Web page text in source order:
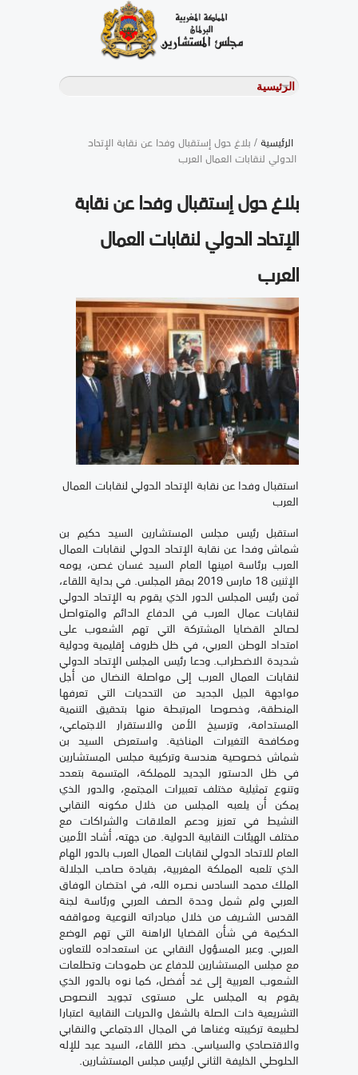
الرئيسية/ بلاغ حول إستقبال وفدا عن نقابة الإتحاد
الدولي لنقابات العمال العرب
بلاغ حول إستقبال وفدا عن نقابة
الإتحاد الدولي لنقابات العمال
العرب
استقبال وفدا عن نقابة الإتحاد الدولي لنقابات العمال
العرب
استقبل رئيس مجلس المستشارين السيد حكيم بن
شماش وفدا عن نقابة الإتحاد الدولي لنقابات العمال
العرب برئاسة امينها العام السيد غسان غصن، يومه
الإثنين 18 مارس 2019 بمقر المجلس. في بداية اللقاء،
ثمن رئيس المجلس الدور الذي يقوم به الإتحاد الدولي
لنقابات عمال العرب في الدفاع الدائم والمتواصل
لصالح القضايا المشتركة التي تهم الشعوب على
امتداد الوطن العربي، في ظل ظروف إقليمية ودولية
شديدة الاضطراب. ودعا رئيس المجلس الإتحاد الدولي
لنقابات العمال العرب إلى مواصلة النضال من أجل
مواجهة الجيل الجديد من التحديات التي تعرفها
المنطقة، وخصوصا المرتبطة منها بتحقيق التنمية
المستدامة، وترسيخ الأمن والاستقرار الاجتماعي،
ومكافحة التغيرات المناخية. واستعرض السيد بن
شماش خصوصية هندسة وتركيبة مجلس المستشارين
في ظل الدستور الجديد للمملكة، المتسمة بتعدد
وتنوع تمثيلية مختلف تعبيرات المجتمع، والدور الذي
يمكن أن يلعبه المجلس من خلال مكونه النقابي
النشيط في تعزيز ودعم العلاقات والشراكات مع
مختلف الهيئات النقابية الدولية. من جهته، أشاد الأمين
العام للاتحاد الدولي لنقابات العمال العرب بالدور الهام
الذي تلعبه المملكة المغربية، بقيادة صاحب الجلالة
الملك محمد السادس نصـره الله، في احتضان الوفاق
العربي ولم شمل وحدة الصف العربي ورئاسة لجنة
القدس الشـريف من خلال مبادراته النوعية ومواقفه
الحكيمة في شأن القضايا الراهنة التي تهم الوضع
العربي. وعبر المسؤول النقابي عن استعداده للتعاون
مع مجلس المستشارين للدفاع عن طموحات وتطلعات
الشعوب العربية إلى غد أفضل، كما نوه بالدور الذي
يقوم به المجلس على مستوى تجويد النصوص
التشريعية ذات الصلة بالشغل والحريات النقابية اعتبارا
لطبيعة تركيبته وغناها في المجال الاجتماعي والنقابي
والاقتصادي والسياسي. حضر اللقاء، السيد عبد للإله
الحلوطي الخليفة الثاني لرئيس مجلس المستشارين.